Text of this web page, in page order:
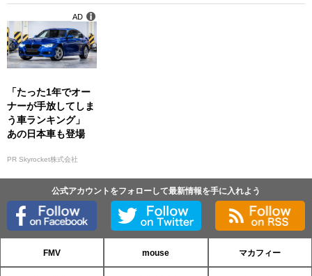
「たった1年でオー
ナーが手放してしま
う車ランキング」
あの日本車も登場
PR Skyrocket株式会社
AD
公式アカウントをフォローして最新情報を手に入れよう
FMV mouse マカフィー